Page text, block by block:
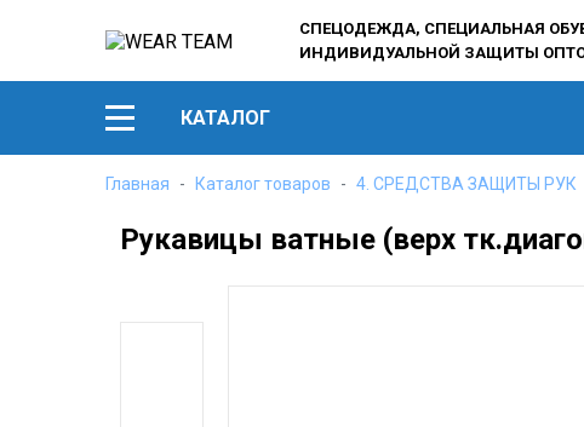
СПЕЦОДЕЖДА, СПЕЦИАЛЬНАЯ
ИНДИВИДУАЛЬНОЙ ЗАЩИТЫ
КАТАЛОГ
Главная Каталог товаров 4. СРЕДСТВА ЗАЩИТЫ РУК
Рукавицы ватные (верх